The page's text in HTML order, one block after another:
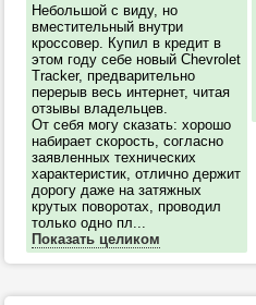
Небольшой с виду, но
вместительный внутри
кроссовер. Купил в кредит в
этом году себе новый Chevrolet
Tracker, предварительно
перерыв весь интернет, читая
отзывы владельцев.
От себя могу сказать: хорошо
набирает скорость, согласно
заявленных технических
характеристик, отлично держит
дорогу даже на затяжных
крутых поворотах, проводил
только одно пл...
Показать целиком